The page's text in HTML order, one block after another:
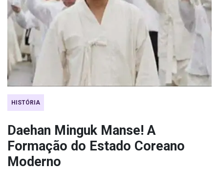
HISTÓRIA
Daehan Minguk Manse! A
Formação do Estado Coreano
Moderno